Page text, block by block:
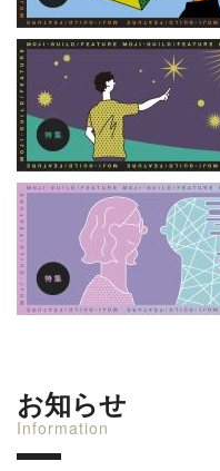
お知らせ
Information